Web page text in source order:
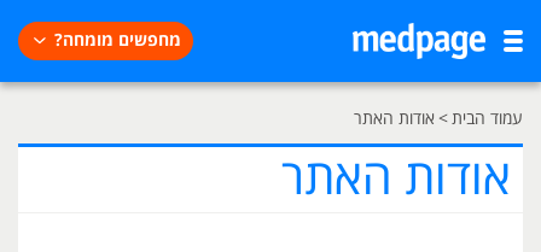
מחפשים מומחה?
עמוד הבית> אודות האתר
אודות האתר